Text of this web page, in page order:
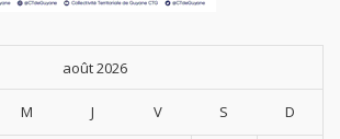
août 2026
M J V S D